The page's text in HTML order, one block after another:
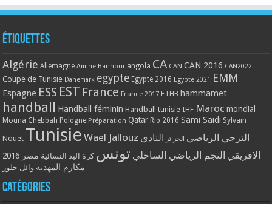
Étiquettes
Algérie Allemagne Amine Bannour angola CA CAN CAN 2016 CAN2022
Coupe de Tunisie Danemark egypte Egypte 2016 Egypte 2021 EMM
Espagne ESS EST France France 2017 FTHB hammamet
handball Handball féminin Handball tunisie IHF Maroc mondial
Mouna Chebbah Pologne Préparation Qatar Rio 2016 Sami Saidi Sylvain
Nouet Tunisie Wael Jallouz الترجي الرياضي الجزائر النادي
الافريقي النجم الرياضي الساحلي تونس كرة اليد النسائية مصر 2016
مكارم المهدية وائل جلوز
Catégories